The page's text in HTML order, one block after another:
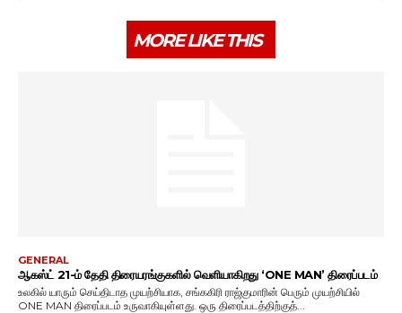
MORE LIKE THIS
GENERAL
ஆகஸ்ட் 21-ம் தேதி திரையரங்குகளில் வெளியாகிறது ‘ONE MAN’ திரைப்படம்
உலகில் யாரும் செய்திடாத முயற்சியாக, சங்ககிரி ராஜ்குமாரின் பெரும் முயற்சியில்
ONE MAN திரைப்படம் உருவாகியுள்ளது. ஒரு திரைப்படத்திற்குத்...